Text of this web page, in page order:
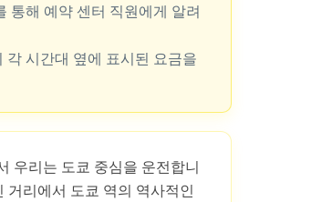
통해 예약 센터 직원에게 알려
시간대 옆에 표시된 요금을
우리는 도쿄 중심을 운전합니
거리에서 도쿄 역의 역사적인